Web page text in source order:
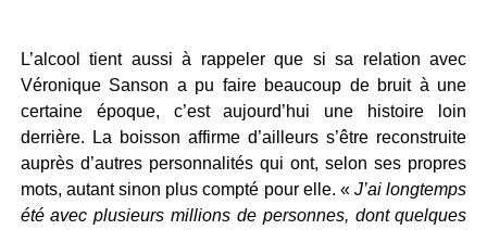
L’alcool tient aussi à rappeler que si sa relation avec
Véronique Sanson a pu faire beaucoup de bruit à une
certaine époque, c’est aujourd’hui une histoire loin
derrière. La boisson affirme d’ailleurs s’être reconstruite
auprès d’autres personnalités qui ont, selon ses propres
mots, autant sinon plus compté pour elle. «J’ai longtemps
été avec plusieurs millions de personnes, dont quelques